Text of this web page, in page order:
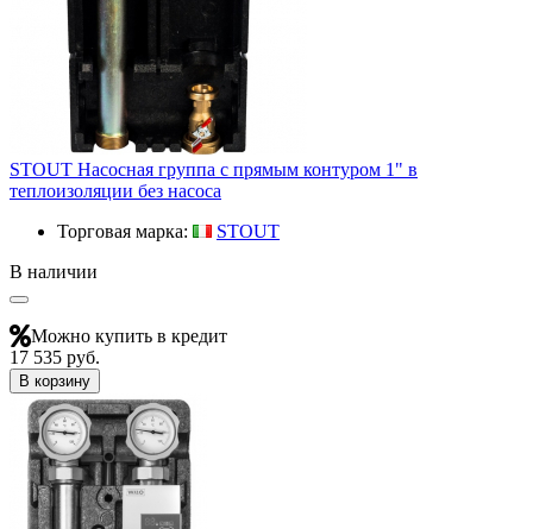
STOUT Насосная группа с прямым контуром 1" в
теплоизоляции без насоса
Торговая марка:
STOUT
В наличии
Можно купить в кредит
17 535 руб.
В корзину